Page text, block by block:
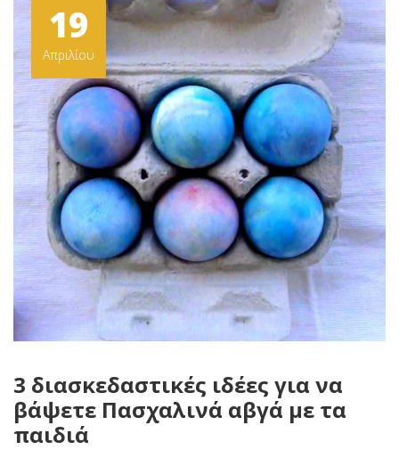
19
Απριλίου
3 διασκεδαστικές ιδέες για να
βάψετε Πασχαλινά αβγά με τα
παιδιά